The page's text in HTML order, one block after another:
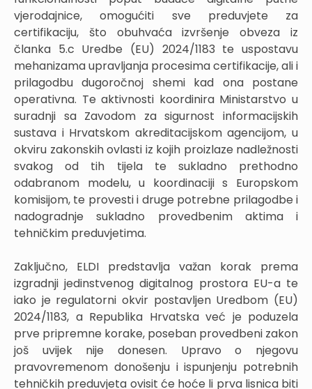
vjerodajnice, omogućiti sve preduvjete za
certifikaciju, što obuhvaća izvršenje obveza iz
članka 5.c Uredbe (EU) 2024/1183 te uspostavu
mehanizama upravljanja procesima certifikacije, ali i
prilagodbu dugoročnoj shemi kad ona postane
operativna. Te aktivnosti koordinira Ministarstvo u
suradnji sa Zavodom za sigurnost informacijskih
sustava i Hrvatskom akreditacijskom agencijom, u
okviru zakonskih ovlasti iz kojih proizlaze nadležnosti
svakog od tih tijela te sukladno prethodno
odabranom modelu, u koordinaciji s Europskom
komisijom, te provesti i druge potrebne prilagodbe i
nadogradnje sukladno provedbenim aktima i
tehničkim preduvjetima.
Zaključno, ELDI predstavlja važan korak prema
izgradnji jedinstvenog digitalnog prostora EU-a te
iako je regulatorni okvir postavljen Uredbom (EU)
2024/1183, a Republika Hrvatska već je poduzela
prve pripremne korake, poseban provedbeni zakon
još uvijek nije donesen. Upravo o njegovu
pravovremenom donošenju i ispunjenju potrebnih
tehničkih preduvjeta ovisit će hoće li prva lisnica biti